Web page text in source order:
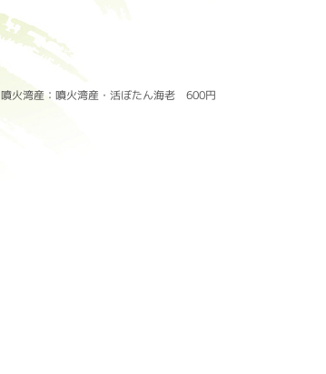
噴火湾産：噴火湾産・活ぼたん海老 600円